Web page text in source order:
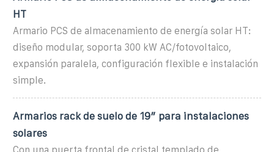
HT
Armario PCS de almacenamiento de energía solar HT:
diseño modular, soporta 300 kW AC/fotovoltaico,
expansión paralela, configuración flexible e instalación
simple.
Armarios rack de suelo de 19″ para instalaciones
solares
Con una puerta frontal de cristal templado de